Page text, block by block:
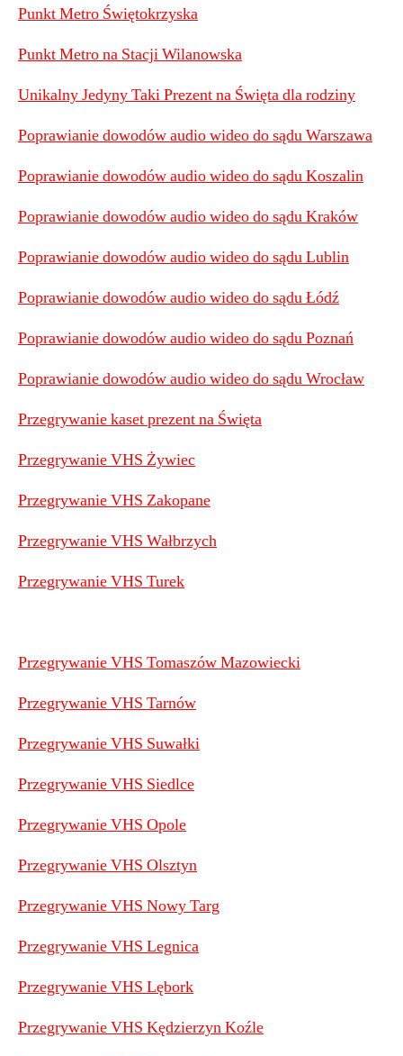
Punkt Metro Świętokrzyska
Punkt Metro na Stacji Wilanowska
Unikalny Jedyny Taki Prezent na Święta dla rodziny
Poprawianie dowodów audio wideo do sądu Warszawa
Poprawianie dowodów audio wideo do sądu Koszalin
Poprawianie dowodów audio wideo do sądu Kraków
Poprawianie dowodów audio wideo do sądu Lublin
Poprawianie dowodów audio wideo do sądu Łódź
Poprawianie dowodów audio wideo do sądu Poznań
Poprawianie dowodów audio wideo do sądu Wrocław
Przegrywanie kaset prezent na Święta
Przegrywanie VHS Żywiec
Przegrywanie VHS Zakopane
Przegrywanie VHS Wałbrzych
Przegrywanie VHS Turek
Przegrywanie VHS Tomaszów Mazowiecki
Przegrywanie VHS Tarnów
Przegrywanie VHS Suwałki
Przegrywanie VHS Siedlce
Przegrywanie VHS Opole
Przegrywanie VHS Olsztyn
Przegrywanie VHS Nowy Targ
Przegrywanie VHS Legnica
Przegrywanie VHS Lębork
Przegrywanie VHS Kędzierzyn Koźle